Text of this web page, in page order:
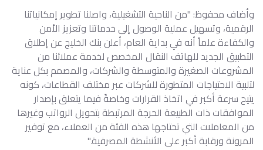
وأضاف محفوظ: "من الناحية التشغيلية، واصلنا تطوير إمكانياتنا
الرقمية، وتسهيل عملية الوصول إلى خدماتنا وتعزيز الأمن
والكفاءة علماً أنه في بداية العام، أعلن بنك الخليج عن إطلاق
التطبيق الجديد للهاتف النقال المخصص لخدمة عملائنا من
المشروعات الصغيرة والمتوسطة والشركات، والمصمم بكل عناية
لتلبية الاحتياجات المتطورة للشركات عبر مختلف القطاعات، كونه
يتيح سرعة أكبر في اتخاذ القرارات وخاصةً فيما يتعلق بإصدار
الموافقات ذات الطبيعة الحرجة المرتبطة بتحويل الرواتب وغيرها
من المعاملات التي تحتاجها هذه الفئة من العملاء، مع توفير
المرونة ورقابة أكبر على الأنشطة المصرفية."